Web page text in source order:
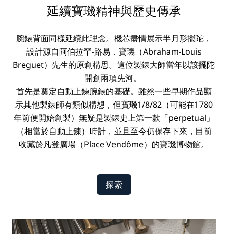
延續寶璣精神與歷史傳承
腕錶背面同樣延續此理念。機芯盡情展示半月形擺陀，
設計源自阿伯拉罕-路易．寶璣（Abraham-Louis
Breguet）先生的原創構思。這位製錶大師當年以該擺陀
開創兩項先河。
首先是奠定自動上鍊腕錶的基礎。雖然一些早期作品顯
示其他製錶師有類似構想，但寶璣1/8/82（可能在1780
年前便開始創製）無疑是製錶史上第一款「perpetual」
（相當於自動上鍊）時計，並且至今仍保存下來，目前
收藏於凡登廣場（Place Vendôme）的寶璣博物館。
探索